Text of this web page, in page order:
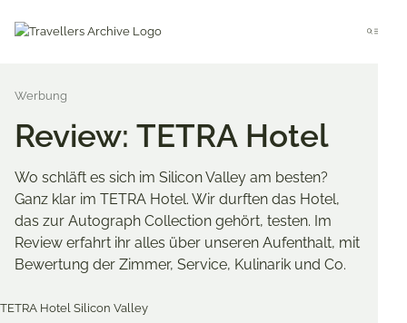
Menu
Review: TETRA Hotel
Wo schläft es sich im Silicon Valley am besten?
Ganz klar im TETRA Hotel. Wir durften das Hotel,
das zur Autograph Collection gehört, testen. Im
Review erfahrt ihr alles über unseren Aufenthalt, mit
Bewertung der Zimmer, Service, Kulinarik und Co.